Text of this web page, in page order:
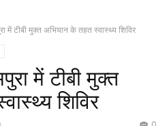
में टीबी मुक्त अभियान के तहत स्वास्थ्य शिविर
में टीबी मुक्त
शिविर